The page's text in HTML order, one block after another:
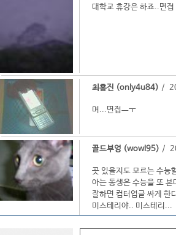
대학교 휴강은 하죠..면
최홍진 (only4u84) /
며...면접ㅡㅜ
골드부엉 (wowl95) /
곳 있을지도 모르는 수능
아는 동생은 수능을 또
잘하면 컴터업글 싸게 한
미스테리야.. 미스테리...